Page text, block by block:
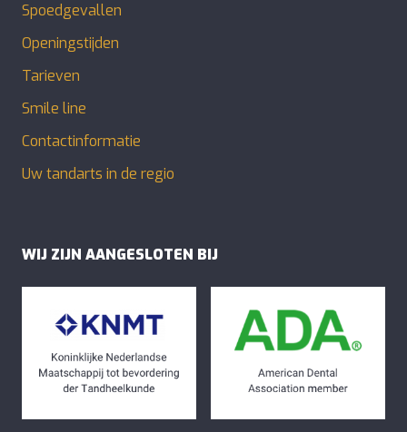
Spoedgevallen
Openingstijden
Tarieven
Smile line
Contactinformatie
Uw tandarts in de regio
WIJ ZIJN AANGESLOTEN BIJ